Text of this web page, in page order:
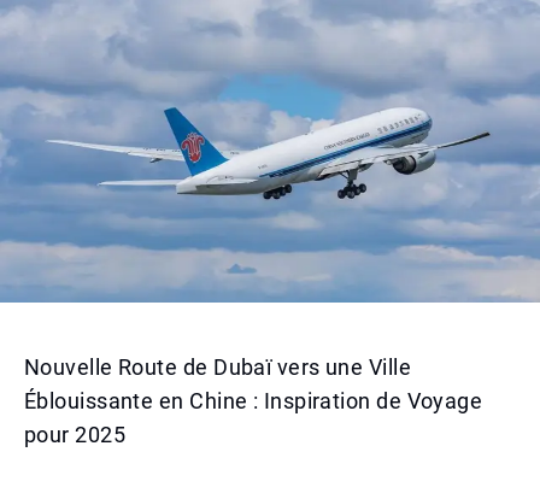
Nouvelle Route de Dubaï vers une Ville
Éblouissante en Chine : Inspiration de Voyage
pour 2025